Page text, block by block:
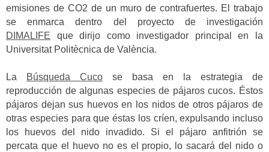
emisiones de CO2 de un muro de contrafuertes. El trabajo
se enmarca dentro del proyecto de investigación
DIMALIFE que dirijo como investigador principal en la
Universitat Politècnica de València.
La Búsqueda Cuco se basa en la estrategia de
reproducción de algunas especies de pájaros cucos. Éstos
pájaros dejan sus huevos en los nidos de otros pájaros de
otras especies para que éstas los críen, expulsando incluso
los huevos del nido invadido. Si el pájaro anfitrión se
percata que el huevo no es el propio, lo sacará del nido o